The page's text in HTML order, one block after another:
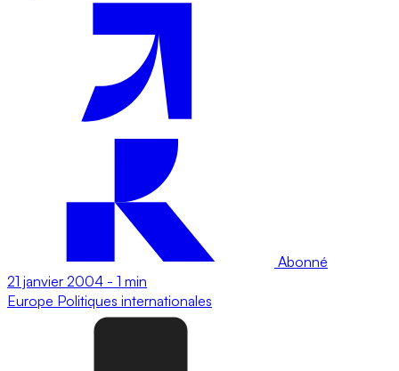
Abonné
21 janvier 2004 - 1 min
Europe Politiques internationales